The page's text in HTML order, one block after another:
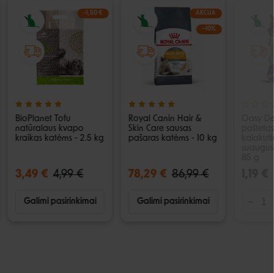
-1,50 €
BioPlanet Tofu
natūralaus kvapo
kraikas katėms - 2.5 kg
3,49 € 4,99 €
Galimi pasirinkimai
AKCIJA
−10%
Royal Canin Hair &
Skin Care sausas
pašaras katėms - 10 kg
78,29 € 86,99 €
Galimi pasirinkimai
Oasy